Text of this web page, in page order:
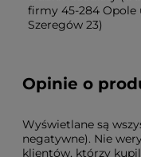
firmy 45-284 Opole
Szeregów 23)
Opinie o
Wyświetlane są
negatywne). Nie
klientów, którzy